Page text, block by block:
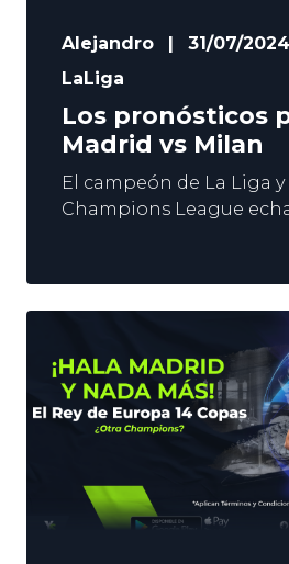
Alejandro
31/07/2024
LaLiga
Los pronósticos
Madrid vs Milan
El campeón de La Liga y
Champions League
pretemporada
Ancelotti inician su
Soldier Field de
bajas, pero Courtois,
y Endrick sí estarán. En
damos los mejores